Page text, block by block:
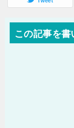
この記事を書